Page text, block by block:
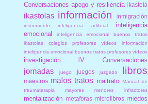
Conversaciones apego y resiliencia ikastola
ikastolas información inmigración
instrumento inteligencia artificial
inteligencia
emocional
inteligencia emocional buenos tratos
ikastolas colegios profesores vídeos información
inteligencia emocional buenos tratos profesores vídeos
investigación IV Conversaciones
jornadas juego juegos juzgado libros
maestros malos tratos maltrato Manual de
traumaterapia
mayores menores infractores
mentalización metaforas microlibros miedos